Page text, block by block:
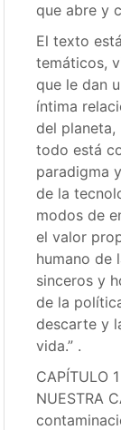
que abre y
El texto
temáticos,
que le dan
íntima
del planeta,
todo está
paradigma
de la
modos de
el valor
humano de
sinceros y
de la
descarte y
vida.” .
CAPÍTULO
NUESTRA